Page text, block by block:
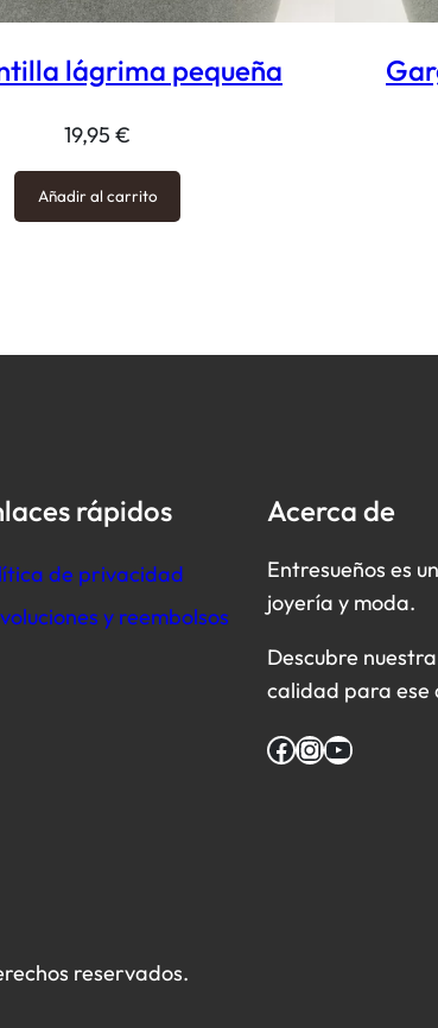
lágrima pequeña
19,95 €
Añadir al carrito
rápidos
de privacidad
y reembolsos
Acerca de
Entresueños es
joyería y moda.
Descubre
calidad para ese
Facebook InstagramYouTube
reservados.